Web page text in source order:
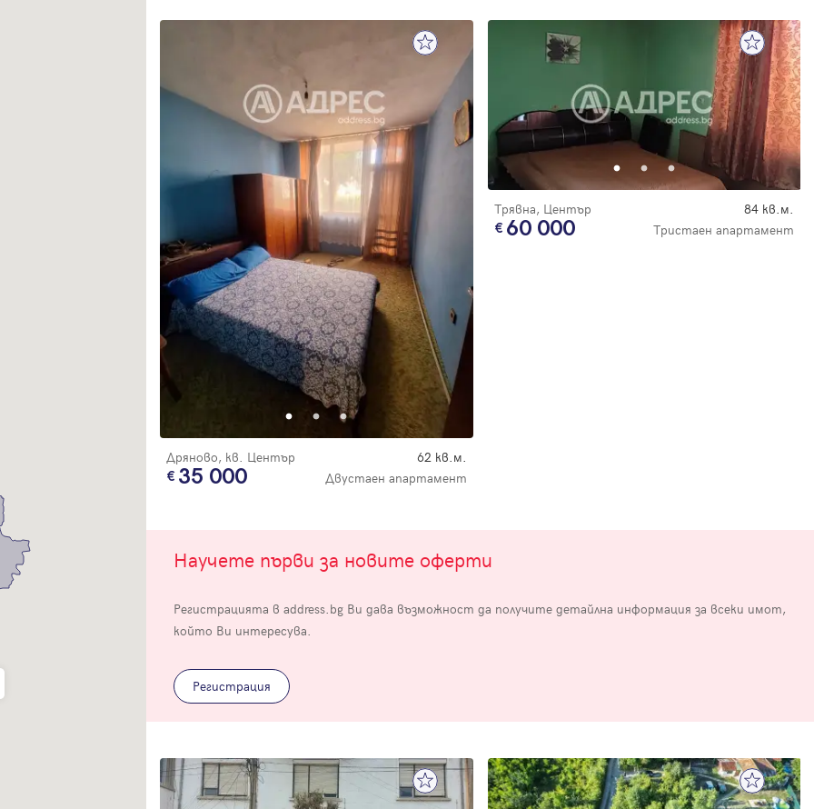
Дряново, кв. Център 62 кв.м.
35 000 Двустаен апартамент
Трявна, Център 84 кв.м.
60 000 Тристаен апартамент
Научете първи за новите оферти
Регистрацията в address.bg Ви дава възможност да получите детайлна информация за всеки имот,
който Ви интересува.
Регистрация
Успех!
Благодарим ви! Проверете имейл адрес си, за да активирате
Успех!
Благодарим ви! Очаквайте скоро да се свържем с вас!
Влезте с профила си, за да разгледате повече снимки и да получите
Продължи с Facebook
Парола
Вход с имейл